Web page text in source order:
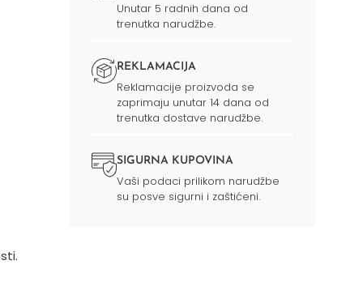
Unutar 5 radnih dana od
trenutka narudžbe.
REKLAMACIJA
Reklamacije proizvoda se
zaprimaju unutar 14 dana od
trenutka dostave narudžbe.
SIGURNA KUPOVINA
Vaši podaci prilikom narudžbe
su posve sigurni i zaštićeni.